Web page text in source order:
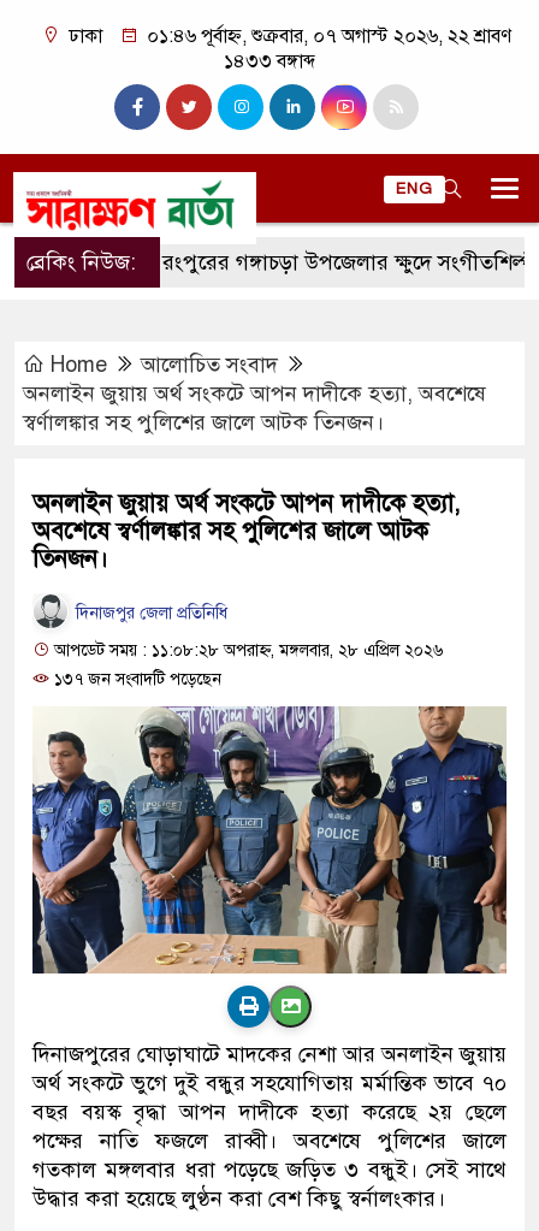
ঢাকা
০১:৪৬ পূর্বাহ্ন, শুক্রবার, ০৭ অগাস্ট ২০২৬, ২২ শ্রাবণ
১৪৩৩ বঙ্গাব্দ
ENG
ব্রেকিং নিউজ:রংপুরের গঙ্গাচড়া উপজেলার ক্ষুদে সংগীতশিল্পী
Home
আলোচিত সংবাদ
অনলাইন জুয়ায় অর্থ সংকটে আপন দাদীকে হত্যা, অবশেষে
স্বর্ণালঙ্কার সহ পুলিশের জালে আটক তিনজন।
অনলাইন জুয়ায় অর্থ সংকটে আপন দাদীকে হত্যা,
অবশেষে স্বর্ণালঙ্কার সহ পুলিশের জালে আটক
তিনজন।
দিনাজপুর জেলা প্রতিনিধি
আপডেট সময় : ১১:০৮:২৮ অপরাহ্ন, মঙ্গলবার, ২৮ এপ্রিল ২০২৬
১৩৭ জন সংবাদটি পড়েছেন
দিনাজপুরের ঘোড়াঘাটে মাদকের নেশা আর অনলাইন জুয়ায়
অর্থ সংকটে ভুগে দুই বন্ধুর সহযোগিতায় মর্মান্তিক ভাবে ৭০
বছর বয়স্ক বৃদ্ধা আপন দাদীকে হত্যা করেছে ২য় ছেলে
পক্ষের নাতি ফজলে রাব্বী। অবশেষে পুলিশের জালে
গতকাল মঙ্গলবার ধরা পড়েছে জড়িত ৩ বন্ধুই। সেই সাথে
উদ্ধার করা হয়েছে লুণ্ঠন করা বেশ কিছু স্বর্নালংকার।